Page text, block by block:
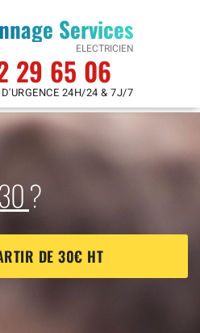
Services
ELECTRICIEN
29 65 06
24H/24 & 7J/7
?
DE 30€ HT